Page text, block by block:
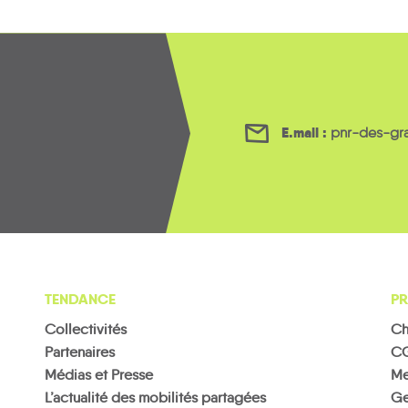
E.mail : pnr-des-
TENDANCE
Collectivités
Partenaires
Médias et Presse
L’actualité des mobilités partagées